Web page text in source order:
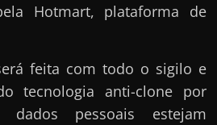
Hotmart, plataforma de
feita com todo o sigilo e
tecnologia anti-clone por
pessoais estejam